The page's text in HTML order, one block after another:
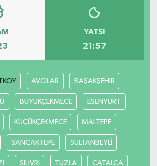
YATSI
21:57
AVCILAR BAŞAKŞEHİR
BÜYÜKÇEKMECE ESENYURT
KÜÇÜKÇEKMECE MALTEPE
SANCAKTEPE SULTANBEYLİ
SİLİVRİ TUZLA ÇATALCA